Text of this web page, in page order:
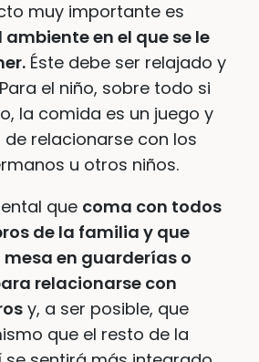
muy importante es
en el que se le
Éste debe ser relajado y
el niño, sobre todo si
la comida es un juego y
relacionarse con los
u otros niños.
que coma con todos
de la familia y que
en guarderías o
relacionarse con
y, a ser posible, que
que el resto de la